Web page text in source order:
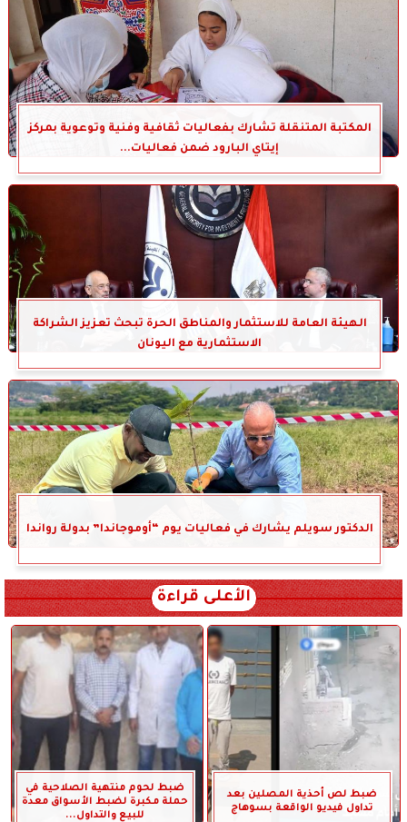
المكتبة المتنقلة تشارك بفعاليات ثقافية وفنية وتوعوية بمركز
إيتاي البارود ضمن فعاليات...
الهيئة العامة للاستثمار والمناطق الحرة تبحث تعزيز الشراكة
الاستثمارية مع اليونان
الدكتور سويلم يشارك في فعاليات يوم “أوموجاندا” بدولة رواندا
الأعلى قراءة
ضبط لص أحذية المصلين بعد
تداول فيديو الواقعة بسوهاج
ضبط لحوم منتهية الصلاحية في
حملة مكبرة لضبط الأسواق معدة
للبيع والتداول...